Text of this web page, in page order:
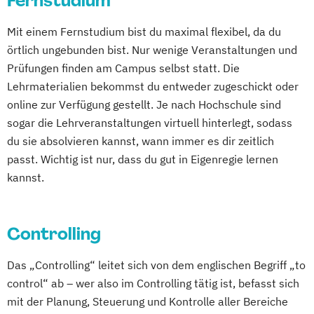
Management
Business Administration (DE/EN)
Business Intelligence
Business Intelligence (DE/EN)
Cloud Computing Coaching
Coaching und Supervision
Computer Science (DE/EN)
Customer Centricity
DevOps und Cloud Computing (DE/EN)
Digital Business (DE/EN)
Digital Business Management
Digital Entrepreneurship Digital Health
Digital Innovation and Intrapreneurship
Mit einem Fernstudium bist du maximal flexibel, da du
örtlich ungebunden bist. Nur wenige Veranstaltungen und
Prüfungen finden am Campus selbst statt. Die
Lehrmaterialien bekommst du entweder zugeschickt oder
online zur Verfügung gestellt. Je nach Hochschule sind
sogar die Lehrveranstaltungen virtuell hinterlegt, sodass
du sie absolvieren kannst, wann immer es dir zeitlich
passt. Wichtig ist nur, dass du gut in Eigenregie lernen
kannst.
Controlling
Das „Controlling“ leitet sich von dem englischen Begriff „to
control“ ab – wer also im Controlling tätig ist, befasst sich
mit der Planung, Steuerung und Kontrolle aller Bereiche